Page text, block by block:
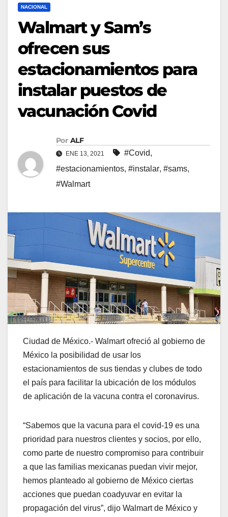
NACIONAL
Walmart y Sam’s
ofrecen sus
estacionamientos para
instalar puestos de
vacunación Covid
Por ALF
ENE 13, 2021 #Covid,
#estacionamientos, #instalar, #sams,
#Walmart
Ciudad de México.- Walmart ofreció al gobierno de
México la posibilidad de usar los
estacionamientos de sus tiendas y clubes de todo
el país para facilitar la ubicación de los módulos
de aplicación de la vacuna contra el coronavirus.
“Sabemos que la vacuna para el covid-19 es una
prioridad para nuestros clientes y socios, por ello,
como parte de nuestro compromiso para contribuir
a que las familias mexicanas puedan vivir mejor,
hemos planteado al gobierno de México ciertas
acciones que puedan coadyuvar en evitar la
propagación del virus”, dijo Walmart de México y